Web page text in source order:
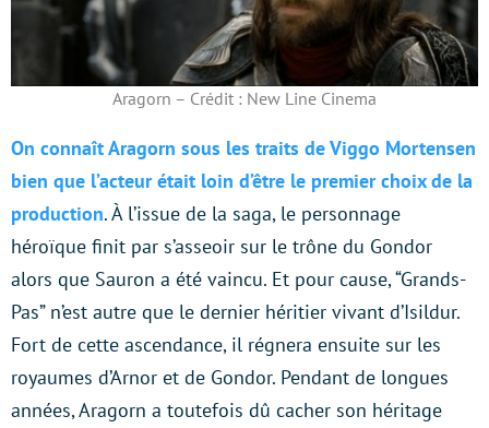
Aragorn – Crédit : New Line Cinema
On connaît Aragorn sous les traits de Viggo Mortensen
bien que l’acteur était loin d’être le premier choix de la
production. À l’issue de la saga, le personnage
héroïque finit par s’asseoir sur le trône du Gondor
alors que Sauron a été vaincu. Et pour cause, “Grands-
Pas” n’est autre que le dernier héritier vivant d’Isildur.
Fort de cette ascendance, il régnera ensuite sur les
royaumes d’Arnor et de Gondor. Pendant de longues
années, Aragorn a toutefois dû cacher son héritage